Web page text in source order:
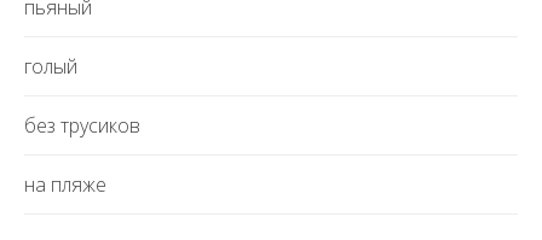
пьяный
голый
без трусиков
на пляже